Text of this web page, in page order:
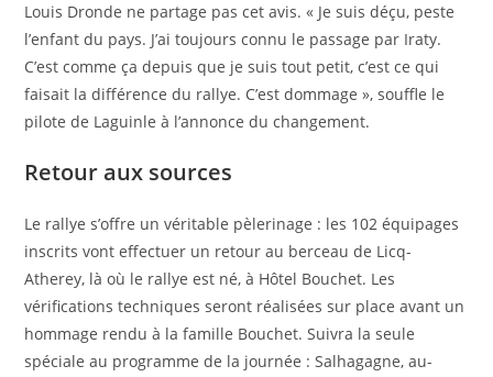
Louis Dronde ne partage pas cet avis. « Je suis déçu, peste
l’enfant du pays. J’ai toujours connu le passage par Iraty.
C’est comme ça depuis que je suis tout petit, c’est ce qui
faisait la différence du rallye. C’est dommage », souffle le
pilote de Laguinle à l’annonce du changement.
Retour aux sources
Le rallye s’offre un véritable pèlerinage : les 102 équipages
inscrits vont effectuer un retour au berceau de Licq-
Atherey, là où le rallye est né, à Hôtel Bouchet. Les
vérifications techniques seront réalisées sur place avant un
hommage rendu à la famille Bouchet. Suivra la seule
spéciale au programme de la journée : Salhagagne, au-